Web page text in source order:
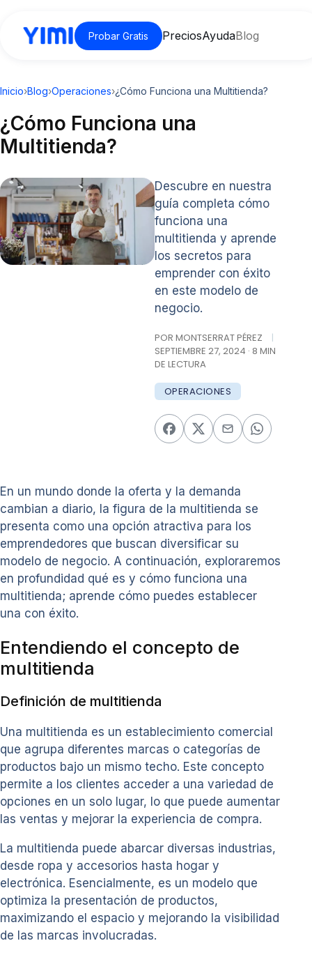
Probar Gratis PreciosAyudaBlog
Inicio›Blog›Operaciones›¿Cómo Funciona una Multitienda?
¿Cómo Funciona una
Multitienda?
Descubre en nuestra
guía completa cómo
funciona una
multitienda y aprende
los secretos para
emprender con éxito
en este modelo de
negocio.
POR MONTSERRAT PÉREZ
|
SEPTIEMBRE 27, 2024 · 8 MIN
DE LECTURA
OPERACIONES
En un mundo donde la oferta y la demanda
cambian a diario, la figura de la multitienda se
presenta como una opción atractiva para los
emprendedores que buscan diversificar su
modelo de negocio. A continuación, exploraremos
en profundidad qué es y cómo funciona una
multitienda; aprende cómo puedes establecer
una con éxito.
Entendiendo el concepto de
multitienda
Definición de multitienda
Una multitienda es un establecimiento comercial
que agrupa diferentes marcas o categorías de
productos bajo un mismo techo. Este concepto
permite a los clientes acceder a una variedad de
opciones en un solo lugar, lo que puede aumentar
las ventas y mejorar la experiencia de compra.
La multitienda puede abarcar diversas industrias,
desde ropa y accesorios hasta hogar y
electrónica. Esencialmente, es un modelo que
optimiza la presentación de productos,
maximizando el espacio y mejorando la visibilidad
de las marcas involucradas.